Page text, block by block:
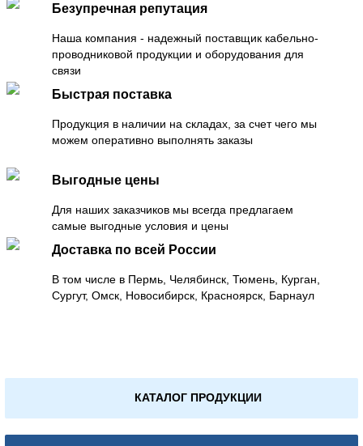
Безупречная репутация
Наша компания - надежный поставщик кабельно-
проводниковой продукции и оборудования для
связи
Быстрая поставка
Продукция в наличии на складах, за счет чего мы
можем оперативно выполнять заказы
Выгодные цены
Для наших заказчиков мы всегда предлагаем
самые выгодные условия и цены
Доставка по всей России
В том числе в Пермь, Челябинск, Тюмень, Курган,
Сургут, Омск, Новосибирск, Красноярск, Барнаул
КАТАЛОГ ПРОДУКЦИИ